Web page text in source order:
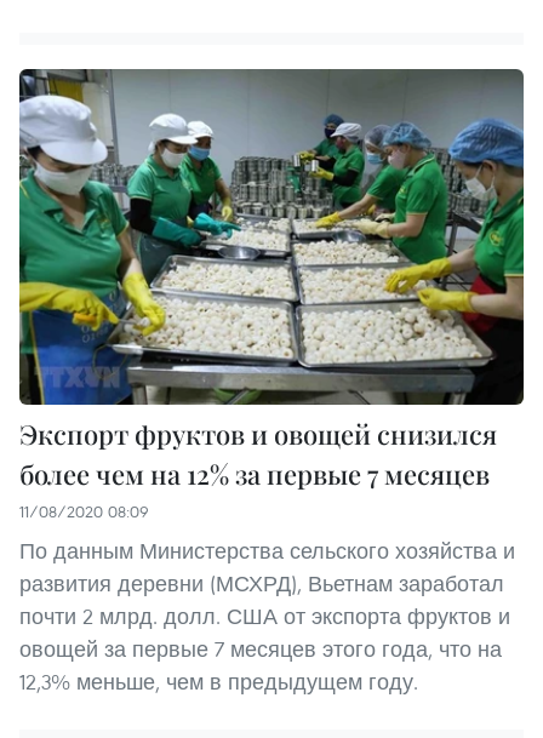
Экспорт фруктов и овощей снизился
более чем на 12% за первые 7 месяцев
11/08/2020 08:09
По данным Министерства сельского хозяйства и
развития деревни (МСХРД), Вьетнам заработал
почти 2 млрд. долл. США от экспорта фруктов и
овощей за первые 7 месяцев этого года, что на
12,3% меньше, чем в предыдущем году.